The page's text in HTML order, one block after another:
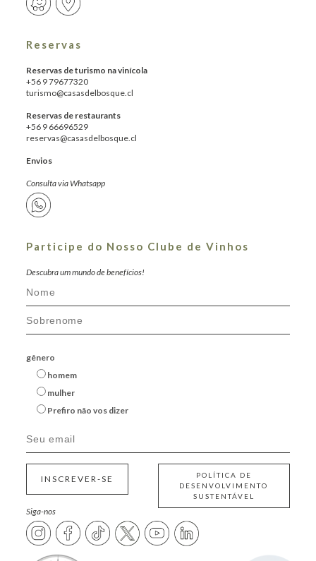
Reservas
Reservas de turismo na vinícola
+56 9 79677320
turismo@casasdelbosque.cl
Reservas de restaurants
+56 9 66696529
reservas@casasdelbosque.cl
Envios
Consulta via Whatsapp
Participe do Nosso Clube de Vinhos
Descubra um mundo de benefícios!
gênero
homem
mulher
Prefiro não vos dizer
INSCREVER-SE
POLÍTICA DE
DESENVOLVIMENTO
SUSTENTÁVEL
Siga-nos